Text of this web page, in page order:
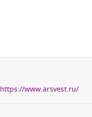
https://www.arsvest.ru/